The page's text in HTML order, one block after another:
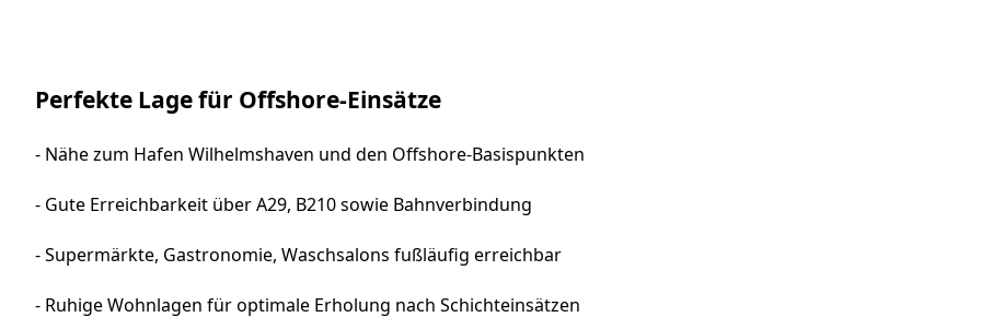
Perfekte Lage für Offshore-Einsätze
- Nähe zum Hafen Wilhelmshaven und den Offshore-Basispunkten
- Gute Erreichbarkeit über A29, B210 sowie Bahnverbindung
- Supermärkte, Gastronomie, Waschsalons fußläufig erreichbar
- Ruhige Wohnlagen für optimale Erholung nach Schichteinsätzen